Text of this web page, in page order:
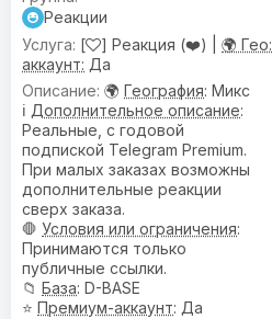
Реакции
[
] Реакция (❤️) | 🌍 Гео:
аккаунт: Да
🌍 География: Микс
ℹ️ Дополнительное описание:
Реальные, с годовой
подпиской Telegram Premium.
При малых заказах возможны
дополнительные реакции
сверх заказа.
🛑 Условия или ограничения:
Принимаются только
публичные ссылки.
📁 База: D-BASE
⭐ Премиум-аккаунт: Да